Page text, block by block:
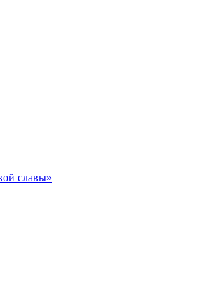
славы»